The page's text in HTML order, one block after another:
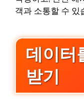
객과 소통할 수 있
데이터
받기